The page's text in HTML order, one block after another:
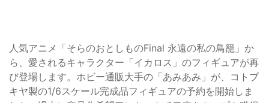
人気アニメ「そらのおとしものFinal 永遠の私の鳥籠」か
ら、愛されるキャラクター「イカロス」のフィギュアが再
び登場します。ホビー通販大手の「あみあみ」が、コトブ
キヤ製の1/6スケール完成品フィギュアの予約を開始しま